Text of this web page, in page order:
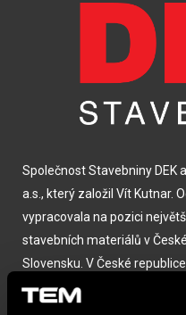
Společnost Stavebniny DEK
a.s., který založil Vít Kutnar.
vypracovala na pozici
stavebních materiálů v
Slovensku. V České
jedničkou v oboru s